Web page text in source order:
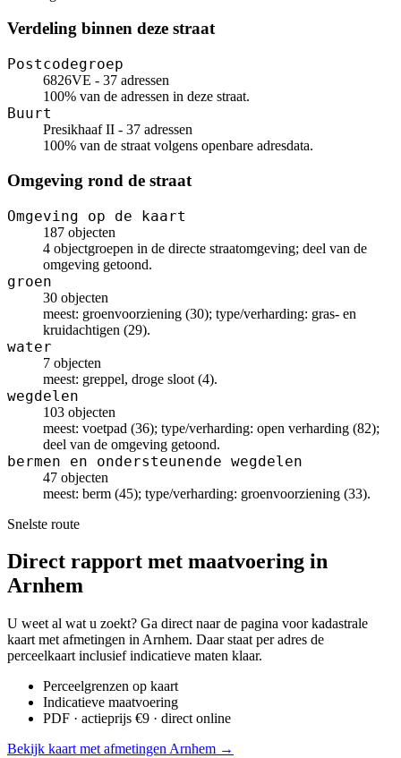
Verdeling binnen deze straat
Postcodegroep
6826VE - 37 adressen
100% van de adressen in deze straat.
Buurt
Presikhaaf II - 37 adressen
100% van de straat volgens openbare adresdata.
Omgeving rond de straat
Omgeving op de kaart
187 objecten
4 objectgroepen in de directe straatomgeving; deel van de
omgeving getoond.
groen
30 objecten
meest: groenvoorziening (30); type/verharding: gras- en
kruidachtigen (29).
water
7 objecten
meest: greppel, droge sloot (4).
wegdelen
103 objecten
meest: voetpad (36); type/verharding: open verharding (82);
deel van de omgeving getoond.
bermen en ondersteunende wegdelen
47 objecten
meest: berm (45); type/verharding: groenvoorziening (33).
Snelste route
Direct rapport met maatvoering in
Arnhem
U weet al wat u zoekt? Ga direct naar de pagina voor kadastrale
kaart met afmetingen in Arnhem. Daar staat per adres de
perceelkaart inclusief indicatieve maten klaar.
Perceelgrenzen op kaart
Indicatieve maatvoering
PDF · actieprijs €9 · direct online
Bekijk kaart met afmetingen Arnhem →